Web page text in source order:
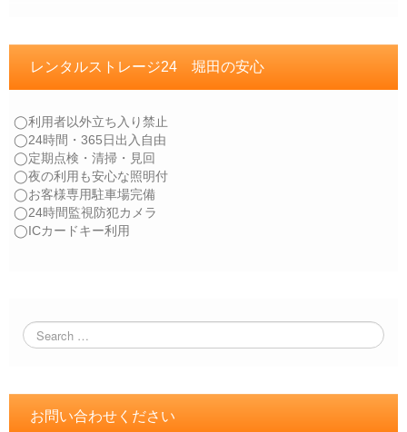
レンタルストレージ24 堀田の安心
◯利用者以外立ち入り禁止
◯24時間・365日出入自由
◯定期点検・清掃・見回
◯夜の利用も安心な照明付
◯お客様専用駐車場完備
◯24時間監視防犯カメラ
◯ICカードキー利用
お問い合わせください